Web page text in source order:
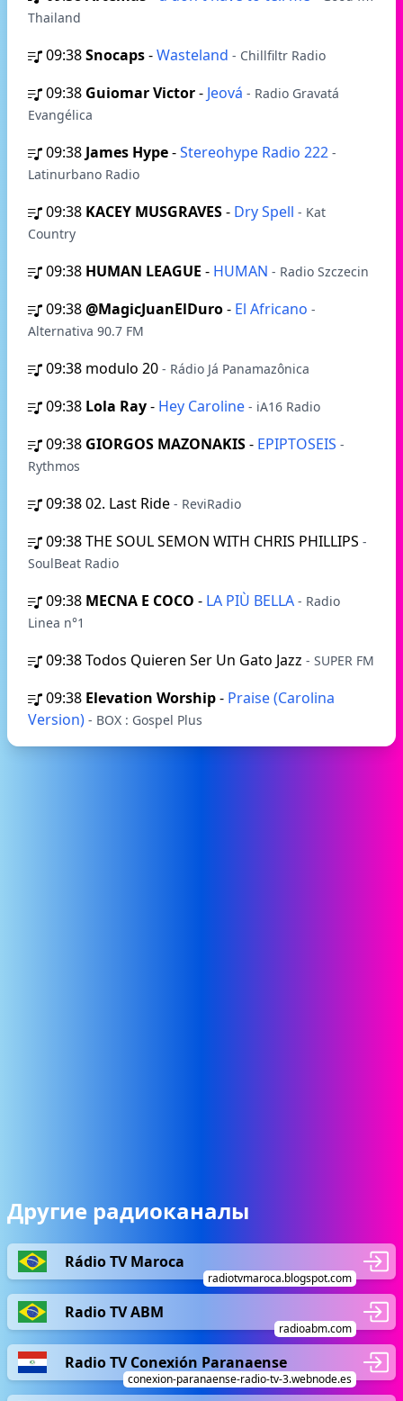
Thailand
09:38Snocaps-Wasteland - Chillfiltr Radio
09:38 Guiomar Victor- Jeová - Radio Gravatá
Evangélica
09:38 James Hype-Stereohype Radio 222 -
Latinurbano Radio
09:38 KACEY MUSGRAVES- Dry Spell - Kat
Country
09:38 HUMAN LEAGUE - HUMAN - Radio Szczecin
09:38@MagicJuanElDuro- El Africano -
Alternativa 90.7 FM
09:38 modulo 20 - Rádio Já Panamazônica
09:38 Lola Ray- Hey Caroline - iA16 Radio
09:38 GIORGOS MAZONAKIS- EPIPTOSEIS -
Rythmos
09:3802. Last Ride - ReviRadio
09:38THE SOUL SEMON WITH CHRIS PHILLIPS -
SoulBeat Radio
09:38 MECNA E COCO - LA PIÙ BELLA - Radio
Linea n°1
09:38Todos Quieren Ser Un Gato Jazz - SUPER FM
09:38 Elevation Worship- Praise (Carolina
Version) - BOX : Gospel Plus
Другие радиоканалы
Rádio TV Maroca
radiotvmaroca.blogspot.com
Radio TV ABM
radioabm.com
Radio TV Conexión Paranaense
conexion-paranaense-radio-tv-3.webnode.es